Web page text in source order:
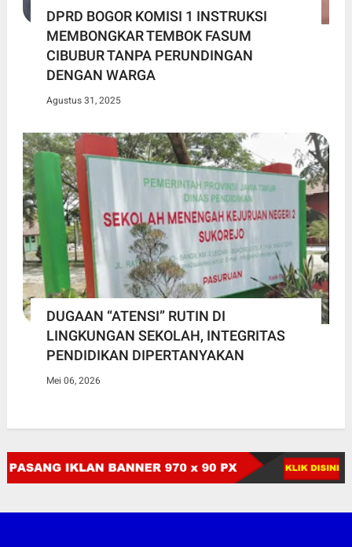
DPRD BOGOR KOMISI 1 INSTRUKSI
MEMBONGKAR TEMBOK FASUM
CIBUBUR TANPA PERUNDINGAN
DENGAN WARGA
Agustus 31, 2025
DUGAAN “ATENSI” RUTIN DI
LINGKUNGAN SEKOLAH, INTEGRITAS
PENDIDIKAN DIPERTANYAKAN
Mei 06, 2026